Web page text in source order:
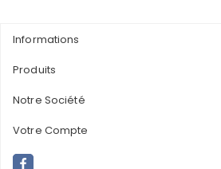
Informations
Produits
Notre Société
Votre Compte